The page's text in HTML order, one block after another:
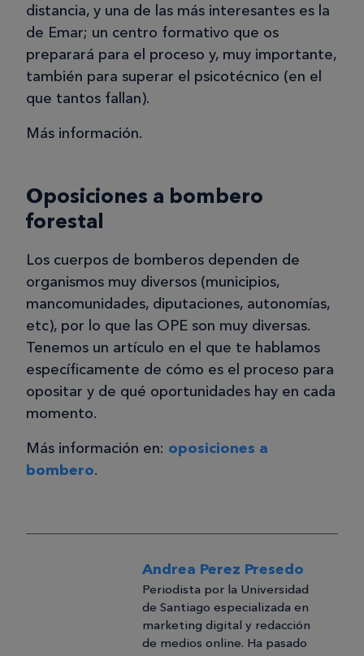
distancia, y una de las más interesantes es la
de Emar; un centro formativo que os
preparará para el proceso y, muy importante,
también para superar el psicotécnico (en el
que tantos fallan).
Más información.
Oposiciones a bombero
forestal
Los cuerpos de bomberos dependen de
organismos muy diversos (municipios,
mancomunidades, diputaciones, autonomías,
etc), por lo que las OPE son muy diversas.
Tenemos un artículo en el que te hablamos
específicamente de cómo es el proceso para
opositar y de qué oportunidades hay en cada
momento.
Más información en: oposiciones a
bombero.
Andrea Perez Presedo
Periodista por la Universidad
de Santiago especializada en
marketing digital y redacción
de medios online. Ha pasado